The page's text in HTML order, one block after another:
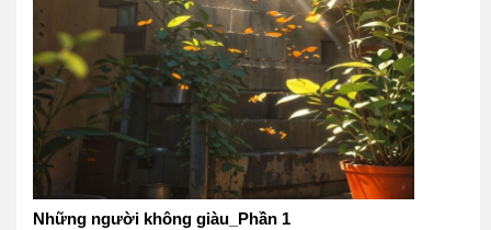
Những người không giàu_Phần 1